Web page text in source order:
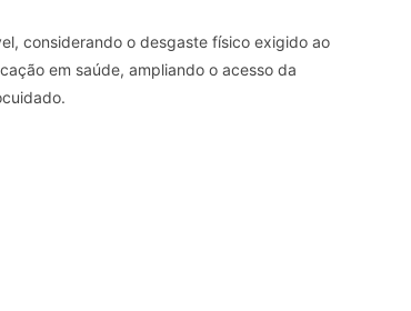
considerando o desgaste físico exigido ao
em saúde, ampliando o acesso da